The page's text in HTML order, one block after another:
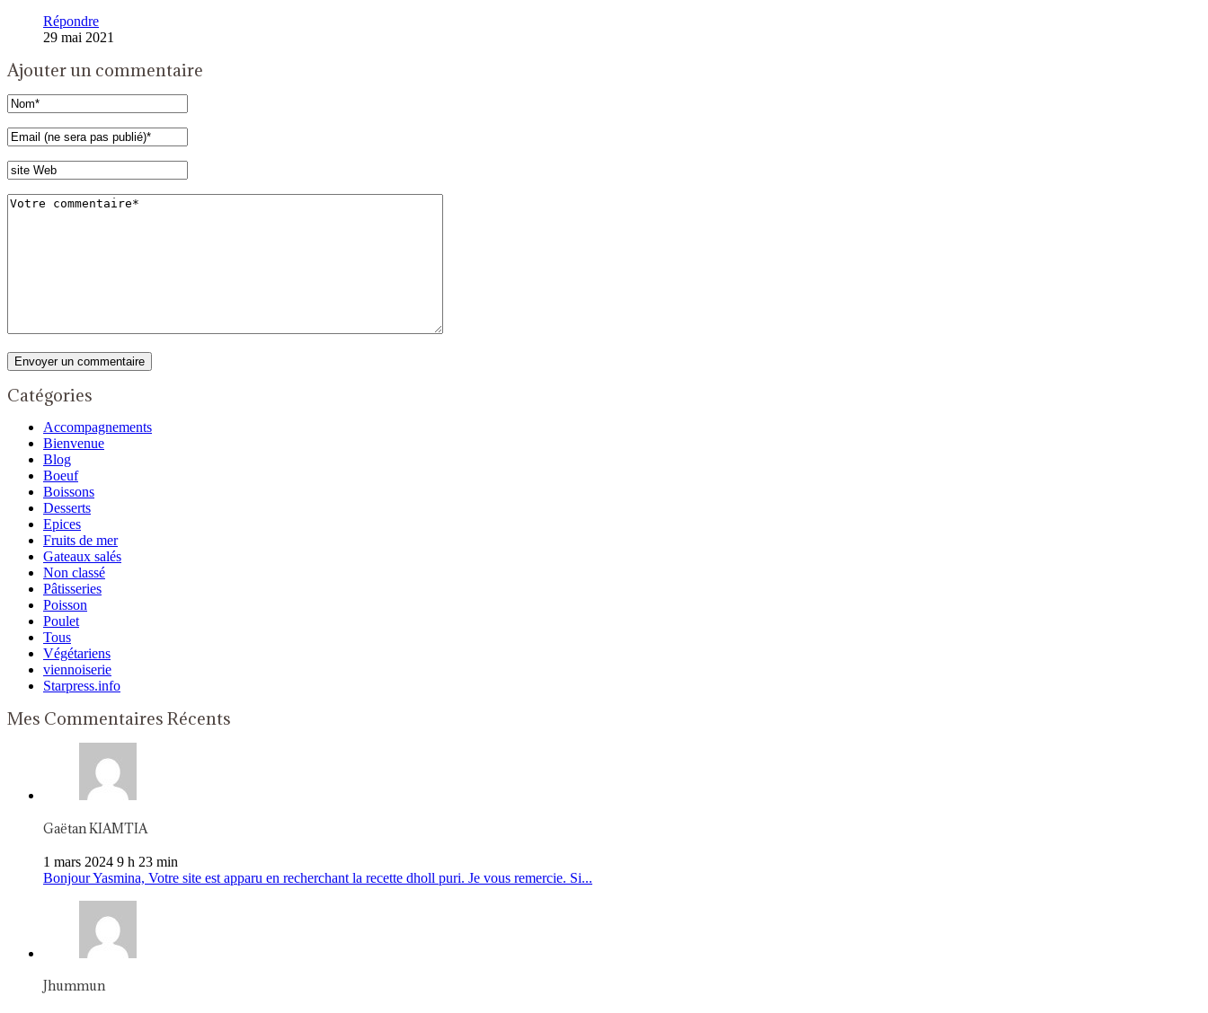
Répondre
29 mai 2021
Ajouter un commentaire
Catégories
Accompagnements
Bienvenue
Blog
Boeuf
Boissons
Desserts
Epices
Fruits de mer
Gateaux salés
Non classé
Pâtisseries
Poisson
Poulet
Tous
Végétariens
viennoiserie
Starpress.info
Mes Commentaires Récents
Gaëtan KIAMTIA
1 mars 2024 9 h 23 min
Bonjour Yasmina, Votre site est apparu en recherchant la recette dholl puri. Je vous remercie. Si...
Jhummun